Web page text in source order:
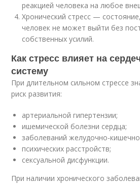
реакцией человека на любое
Хронический стресс —
человек не может выйти без
собственных усилий.
Как стресс влияет на
систему
При длительном сильном стрессе
риск развития:
артериальной гипертензии;
ишемической болезни сердца;
заболеваний желудочно-
психических расстройств;
сексуальной дисфункции.
При наличии хронического